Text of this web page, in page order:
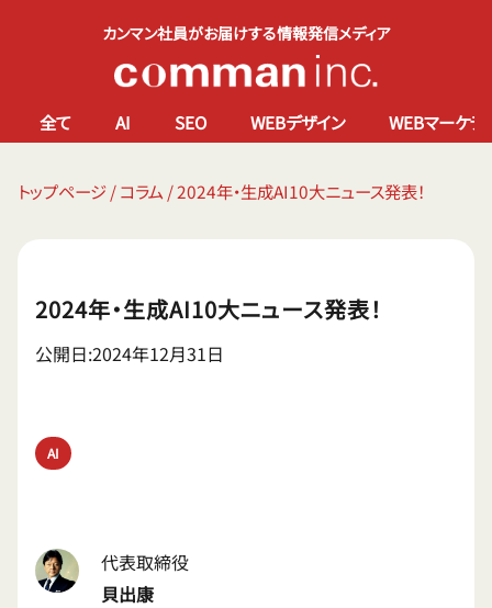
カンマン社員がお届けする情報発信メディア
全て AI SEO WEBデザイン WEBマーケテ
トップページ/コラム /2024年・生成AI10大ニュース発表！
2024年・生成AI10大ニュース発表！
公開日:2024年12月31日
AI
代表取締役
貝出康